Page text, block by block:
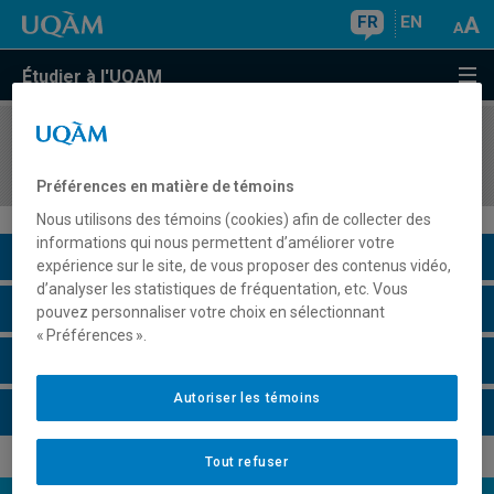
FR EN
Étudier à l'UQAM
COURS//
Description du cours
Horaire - Été 2026
Préférences en matière de témoins
Nous utilisons des témoins (cookies) afin de collecter des
informations qui nous permettent d’améliorer votre
expérience sur le site, de vous proposer des contenus vidéo,
d’analyser les statistiques de fréquentation, etc. Vous
pouvez personnaliser votre choix en sélectionnant
« Préférences ».
Tout refuser
Autoriser les témoins